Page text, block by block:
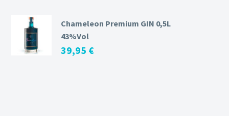
Chameleon Premium GIN 0,5L
43%Vol
39,95 €